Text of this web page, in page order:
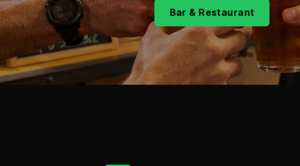
Bar & Restaurant